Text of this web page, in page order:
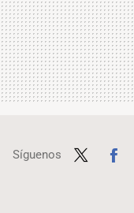
Síguenos